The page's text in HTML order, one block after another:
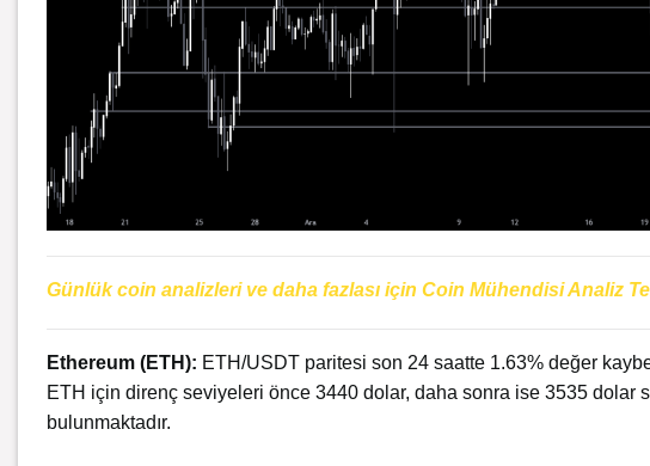
Günlük coin analizleri ve daha fazlası için Coin Mühendisi Analiz
Ethereum (ETH): ETH/USDT paritesi son 24 saatte 1.63% değer
ETH için direnç seviyeleri önce 3440 dolar, daha sonra ise 3535
bulunmaktadır.